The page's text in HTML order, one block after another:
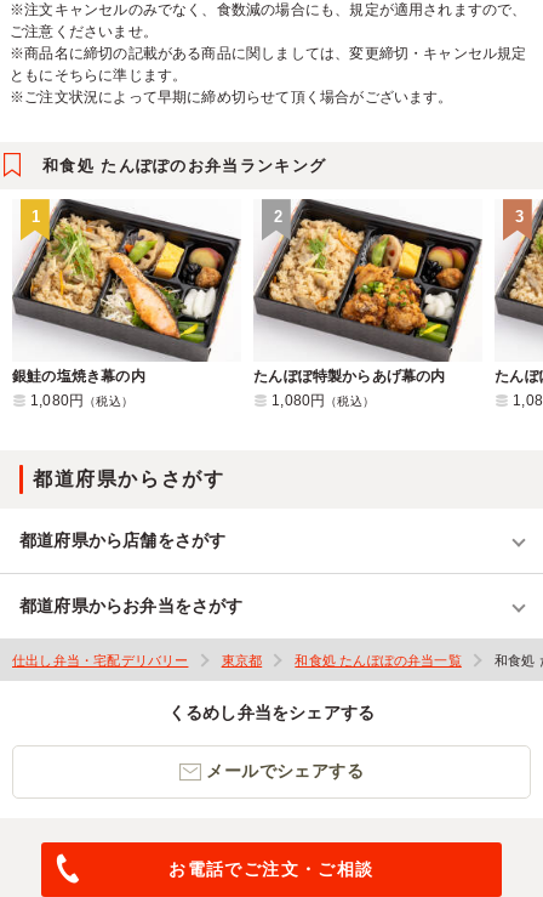
※注文キャンセルのみでなく、食数減の場合にも、規定が適用されますので、
ご注意くださいませ。
※商品名に締切の記載がある商品に関しましては、変更締切・キャンセル規定
ともにそちらに準じます。
※ご注文状況によって早期に締め切らせて頂く場合がございます。
和食処 たんぽぽのお弁当ランキング
1
銀鮭の塩焼き幕の内
1,080円
（税込）
2
たんぽぽ特製からあげ幕の内
1,080円
（税込）
3
たんぽ
都道府県からさがす
都道府県から店舗をさがす
都道府県からお弁当をさがす
仕出し弁当・宅配デリバリー 東京都 和食処 たんぽぽの弁当一覧 和食処
くるめし弁当をシェアする
メールでシェアする
お電話でご注文・ご相談